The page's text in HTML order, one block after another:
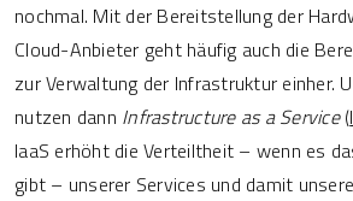
nochmal. Mit der Bereitstellung der
Cloud-Anbieter geht häufig auch die
zur Verwaltung der Infrastruktur einher.
nutzen dann Infrastructure as a Service(
IaaS erhöht die Verteiltheit – wenn es
gibt – unserer Services und damit